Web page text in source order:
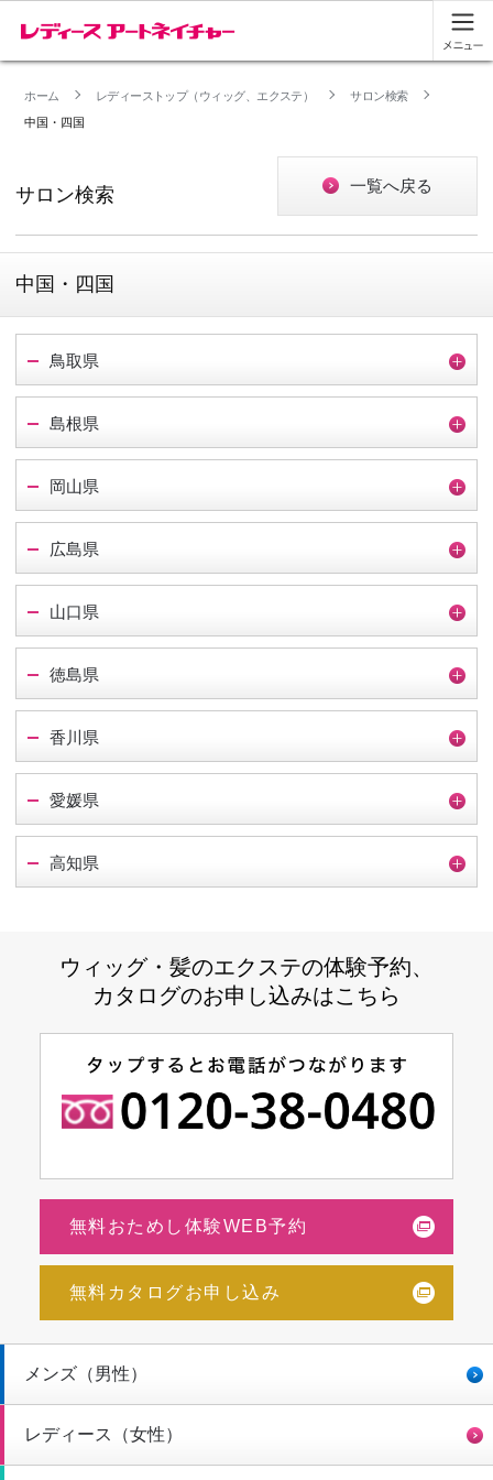
ホーム レディーストップ（ウィッグ、エクステ）
サロン検索
中国・四国
サロン検索 一覧へ戻る
中国・四国
鳥取県
島根県
岡山県
広島県
山口県
徳島県
香川県
愛媛県
高知県
ウィッグ・髪のエクステの体験予約、
カタログのお申し込みはこちら
無料おためし体験WEB予約
無料カタログお申し込み
メンズ（男性）
レディース（女性）